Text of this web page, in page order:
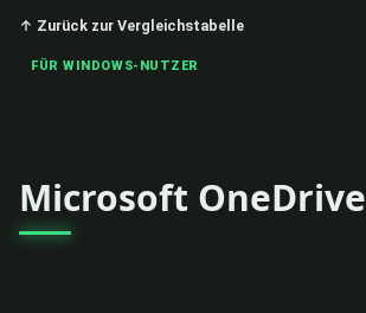
↑ Zurück zur Vergleichstabelle
FÜR WINDOWS-NUTZER
Microsoft OneDrive